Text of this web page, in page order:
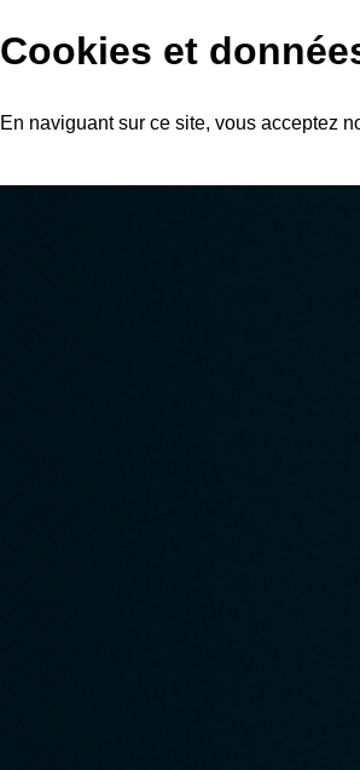
Cookies et
En naviguant sur ce site, vous acceptez